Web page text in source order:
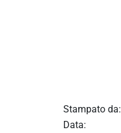
Stampato da:
Data: